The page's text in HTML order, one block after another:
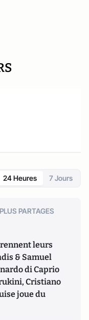
24 Heures 7 Jours
PLUS PARTAGES
leurs
& Samuel
di Caprio
Cristiano
joue du